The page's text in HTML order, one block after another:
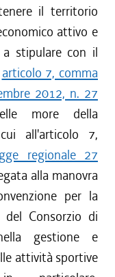
il territorio
attivo e
stipulare con il
articolo 7, comma
2012, n. 27
more della
all'articolo 7,
regionale 27
alla manovra
per la
Consorzio di
gestione e
attività sportive